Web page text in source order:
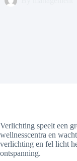
Verlichting speelt een
wellnesscentra en
verlichting en fel licht
ontspanning.